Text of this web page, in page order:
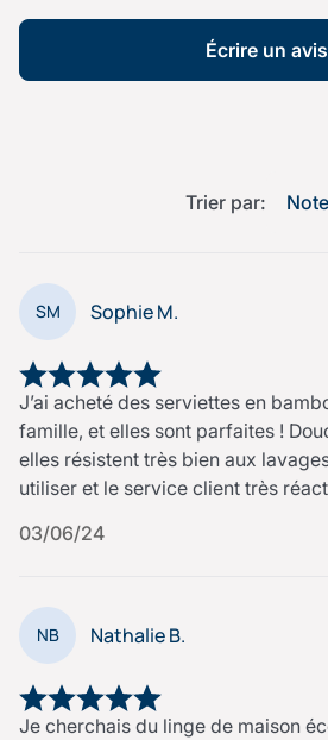
Écrire un avis
Trier par:
SM Sophie M.
J’ai acheté des serviettes en
famille, et elles sont parfaites !
elles résistent très bien aux
utiliser et le service client très
03/06/24
NB Nathalie B.
Je cherchais du linge de maison